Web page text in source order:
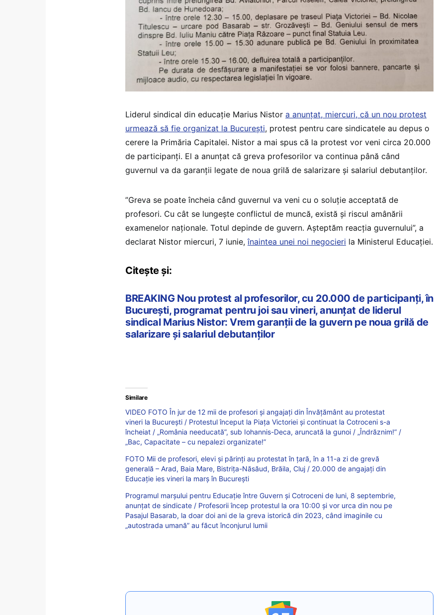
Liderul sindical din educație Marius Nistor a anunțat, miercuri, că un nou protest
urmează să fie organizat la București, protest pentru care sindicatele au depus o
cerere la Primăria Capitalei. Nistor a mai spus că la protest vor veni circa 20.000
de participanți. El a anunțat că greva profesorilor va continua până când
guvernul va da garanții legate de noua grilă de salarizare și salariul debutanților.
”Greva se poate încheia când guvernul va veni cu o soluție acceptată de
profesori. Cu cât se lungește conflictul de muncă, există și riscul amânării
examenelor naționale. Totul depinde de guvern. Așteptăm reacția guvernului”, a
declarat Nistor miercuri, 7 iunie,înaintea unei noi negocieri la Ministerul Educației.
Citește și:
BREAKING Nou protest al profesorilor, cu 20.000 de participanți, în
București, programat pentru joi sau vineri, anunțat de liderul
sindical Marius Nistor: Vrem garanții de la guvern pe noua grilă de
salarizare și salariul debutanților
Similare
VIDEO FOTO În jur de 12 mii de profesori și angajați din Învățământ au protestat
vineri la București / Protestul început la Piața Victoriei și continuat la Cotroceni s-a
încheiat / „România needucată”, sub Iohannis-Deca, aruncată la gunoi / „Îndrăznim!” /
„Bac, Capacitate – cu nepalezi organizate!”
FOTO Mii de profesori, elevi și părinți au protestat în țară, în a 11-a zi de grevă
generală – Arad, Baia Mare, Bistrița-Năsăud, Brăila, Cluj / 20.000 de angajați din
Educație ies vineri la marș în București
Programul marșului pentru Educație între Guvern și Cotroceni de luni, 8 septembrie,
anunțat de sindicate / Profesorii încep protestul la ora 10:00 și vor urca din nou pe
Pasajul Basarab, la doar doi ani de la greva istorică din 2023, când imaginile cu
„autostrada umană” au făcut înconjurul lumii